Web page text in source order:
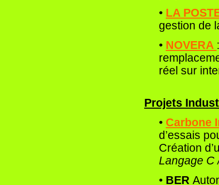
• LA
gestion de
• NOVERA
réel sur
Projets
• Carbone
d’essais
Création
Langage C
• BER